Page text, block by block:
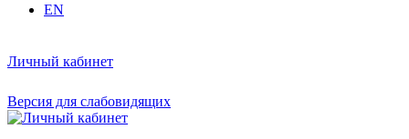
EN
Личный кабинет
Версия для слабовидящих